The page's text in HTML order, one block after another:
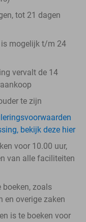
tot 21 dagen
is mogelijk t/m 24
vervalt de 14
te zijn
bekijk deze hier
voor 10.00 uur,
van alle faciliteiten
boeken, zoals
en overige zaken
is te boeken voor